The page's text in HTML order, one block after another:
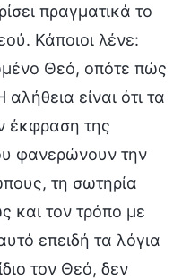
πραγματικά το
Κάποιοι λένε:
Θεό, οπότε πώς
είναι ότι τα
έκφραση της
φανερώνουν την
τη σωτηρία
και τον τρόπο με
επειδή τα λόγια
τον Θεό, δεν